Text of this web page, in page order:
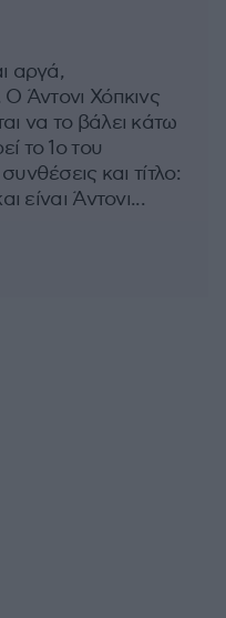
αργά,
Ο Άντονι Χόπκινς
να το βάλει κάτω
το 1ο του
και τίτλο:
είναι Άντονι...